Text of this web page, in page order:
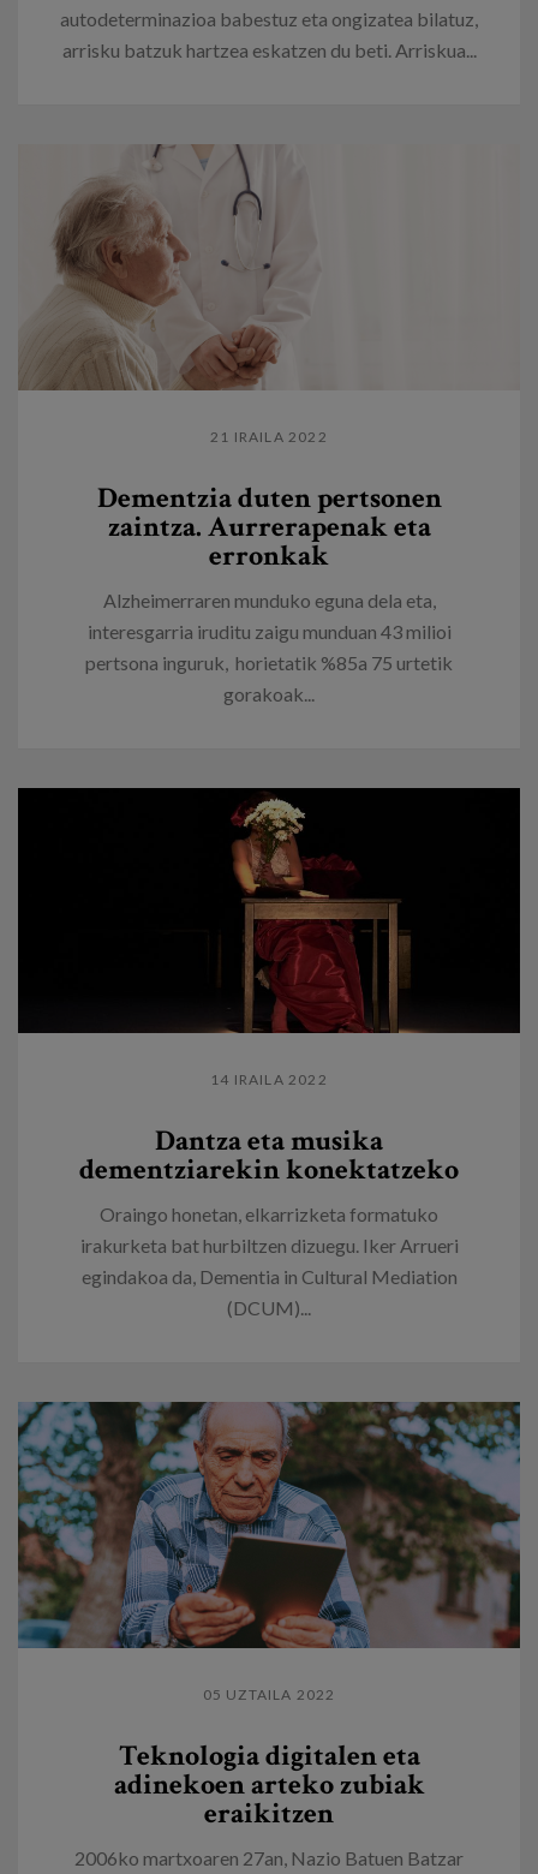
autodeterminazioa babestuz eta ongizatea bilatuz,
arrisku batzuk hartzea eskatzen du beti. Arriskua...
21 IRAILA 2022
Dementzia duten pertsonen
zaintza. Aurrerapenak eta
erronkak
Alzheimerraren munduko eguna dela eta,
interesgarria iruditu zaigu munduan 43 milioi
pertsona inguruk, horietatik %85a 75 urtetik
gorakoak...
14 IRAILA 2022
Dantza eta musika
dementziarekin konektatzeko
Oraingo honetan, elkarrizketa formatuko
irakurketa bat hurbiltzen dizuegu. Iker Arrueri
egindakoa da, Dementia in Cultural Mediation
(DCUM)...
05 UZTAILA 2022
Teknologia digitalen eta
adinekoen arteko zubiak
eraikitzen
2006ko martxoaren 27an, Nazio Batuen Batzar